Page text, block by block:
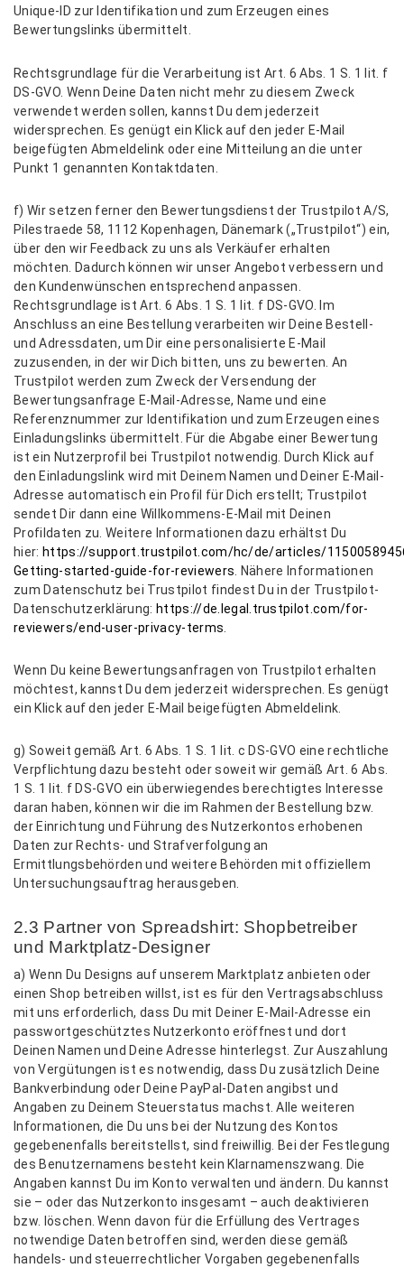
Unique-ID zur Identifikation und zum Erzeugen eines
Bewertungslinks übermittelt.
Rechtsgrundlage für die Verarbeitung ist Art. 6 Abs. 1 S. 1 lit. f
DS-GVO. Wenn Deine Daten nicht mehr zu diesem Zweck
verwendet werden sollen, kannst Du dem jederzeit
widersprechen. Es genügt ein Klick auf den jeder E-Mail
beigefügten Abmeldelink oder eine Mitteilung an die unter
Punkt 1 genannten Kontaktdaten.
f) Wir setzen ferner den Bewertungsdienst der Trustpilot A/S,
Pilestraede 58, 1112 Kopenhagen, Dänemark („Trustpilot“) ein,
über den wir Feedback zu uns als Verkäufer erhalten
möchten. Dadurch können wir unser Angebot verbessern und
den Kundenwünschen entsprechend anpassen.
Rechtsgrundlage ist Art. 6 Abs. 1 S. 1 lit. f DS-GVO. Im
Anschluss an eine Bestellung verarbeiten wir Deine Bestell-
und Adressdaten, um Dir eine personalisierte E-Mail
zuzusenden, in der wir Dich bitten, uns zu bewerten. An
Trustpilot werden zum Zweck der Versendung der
Bewertungsanfrage E-Mail-Adresse, Name und eine
Referenznummer zur Identifikation und zum Erzeugen eines
Einladungslinks übermittelt. Für die Abgabe einer Bewertung
ist ein Nutzerprofil bei Trustpilot notwendig. Durch Klick auf
den Einladungslink wird mit Deinem Namen und Deiner E-Mail-
Adresse automatisch ein Profil für Dich erstellt; Trustpilot
sendet Dir dann eine Willkommens-E-Mail mit Deinen
Profildaten zu. Weitere Informationen dazu erhältst Du
hier: https://support.trustpilot.com/hc/de/articles/
Getting-started-guide-for-reviewers . Nähere Informationen
zum Datenschutz bei Trustpilot findest Du in der Trustpilot-
Datenschutzerklärung: https://de.legal.trustpilot.com/for-
reviewers/end-user-privacy-terms
Wenn Du keine Bewertungsanfragen von Trustpilot erhalten
möchtest, kannst Du dem jederzeit widersprechen. Es genügt
ein Klick auf den jeder E-Mail beigefügten Abmeldelink.
g) Soweit gemäß Art. 6 Abs. 1 S. 1 lit. c DS-GVO eine rechtliche
Verpflichtung dazu besteht oder soweit wir gemäß Art. 6 Abs.
1 S. 1 lit. f DS-GVO ein überwiegendes berechtigtes Interesse
daran haben, können wir die im Rahmen der Bestellung bzw.
der Einrichtung und Führung des Nutzerkontos erhobenen
Daten zur Rechts- und Strafverfolgung an
Ermittlungsbehörden und weitere Behörden mit offiziellem
Untersuchungsauftrag herausgeben.
2.3 Partner von Spreadshirt: Shopbetreiber
und Marktplatz-Designer
a) Wenn Du Designs auf unserem Marktplatz anbieten oder
einen Shop betreiben willst, ist es für den Vertragsabschluss
mit uns erforderlich, dass Du mit Deiner E-Mail-Adresse ein
passwortgeschütztes Nutzerkonto eröffnest und dort
Deinen Namen und Deine Adresse hinterlegst. Zur Auszahlung
von Vergütungen ist es notwendig, dass Du zusätzlich Deine
Bankverbindung oder Deine PayPal-Daten angibst und
Angaben zu Deinem Steuerstatus machst. Alle weiteren
Informationen, die Du uns bei der Nutzung des Kontos
gegebenenfalls bereitstellst, sind freiwillig. Bei der Festlegung
des Benutzernamens besteht kein Klarnamenszwang. Die
Angaben kannst Du im Konto verwalten und ändern. Du kannst
sie – oder das Nutzerkonto insgesamt – auch deaktivieren
bzw. löschen. Wenn davon für die Erfüllung des Vertrages
notwendige Daten betroffen sind, werden diese gemäß
handels- und steuerrechtlicher Vorgaben gegebenenfalls